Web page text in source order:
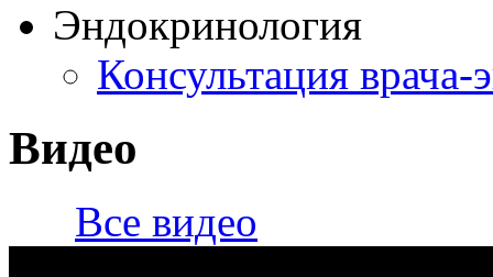
Эндокринология
Консультация врача-
Видео
Все видео